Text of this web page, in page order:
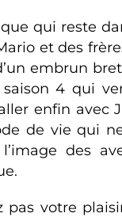
qui reste
et des
embrun
4 qui
enfin avec
de vie qui
des
pas votre